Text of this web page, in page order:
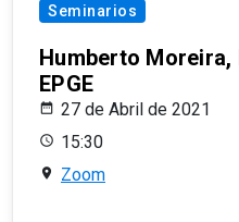
Seminarios
Humberto Moreira,
EPGE
27 de Abril de 2021
15:30
Zoom